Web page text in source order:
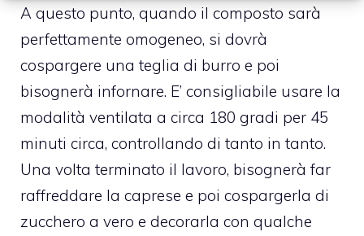
A questo punto, quando il composto sarà
perfettamente omogeneo, si dovrà
cospargere una teglia di burro e poi
bisognerà infornare. E’ consigliabile usare la
modalità ventilata a circa 180 gradi per 45
minuti circa, controllando di tanto in tanto.
Una volta terminato il lavoro, bisognerà far
raffreddare la caprese e poi cospargerla di
zucchero a vero e decorarla con qualche